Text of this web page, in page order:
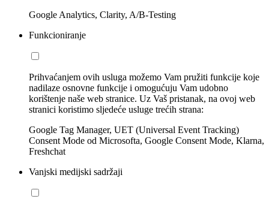
Google Analytics, Clarity, A/B-Testing
Funkcioniranje
Prihvaćanjem ovih usluga možemo Vam pružiti funkcije koje
nadilaze osnovne funkcije i omogućuju Vam udobno
korištenje naše web stranice. Uz Vaš pristanak, na ovoj web
stranici koristimo sljedeće usluge trećih strana:
Google Tag Manager, UET (Universal Event Tracking)
Consent Mode od Microsofta, Google Consent Mode, Klarna,
Freshchat
Vanjski medijski sadržaji